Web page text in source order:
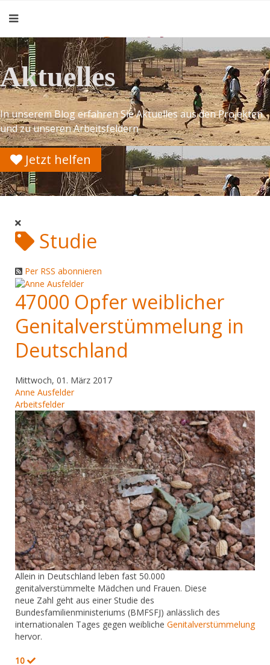
Aktuelles
In unserem Blog erfahren Sie Aktuelles aus den Projekten
und zu unseren Arbeitsfeldern
Jetzt helfen
Studie
Per RSS abonnieren
47000 Opfer weiblicher
Genitalverstümmelung in
Deutschland
Mittwoch, 01. März 2017
Anne Ausfelder
Arbeitsfelder
​Allein in Deutschland leben fast 50.000
genitalverstümmelte Mädchen und Frauen. Diese
neue Zahl geht aus einer Studie des
Bundesfamilienministeriums (BMFSFJ) anlässlich des
internationalen Tages gegen weibliche Genitalverstümmelung
hervor.
10